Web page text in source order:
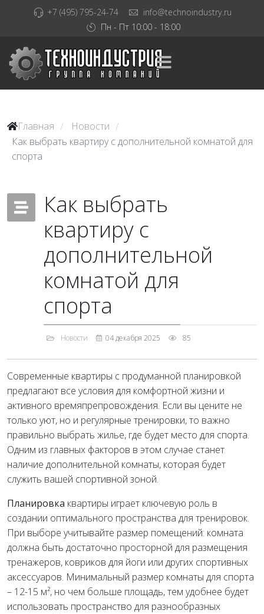
+7 (495) 795-24-74
info@technoindustry.ru
Пн - Пт 10:00 - 18:00
Главная / Новости /
Как выбрать квартиру с дополнительной комнатой для
спорта
Как выбрать
квартиру с
дополнительной
комнатой для
спорта
Новости 04 декабря 2025 85
Современные квартиры с продуманной планировкой
предлагают все условия для комфортной жизни и
активного времяпрепровождения. Если вы цените не
только уют, но и регулярные тренировки, то важно
правильно выбрать жилье, где будет место для спорта.
Одним из главных факторов в этом случае станет
наличие дополнительной комнаты, которая будет
служить вашей спортивной зоной.
Планировка квартиры играет ключевую роль в
создании оптимального пространства для тренировок.
При выборе учитывайте размер помещений: комната
должна быть достаточно просторной для размещения
тренажеров, ковриков для йоги или других спортивных
аксессуаров. Минимальный размер комнаты для спорта
– 12-15 м², но чем больше площадь, тем удобнее будет
использовать пространство для разнообразных